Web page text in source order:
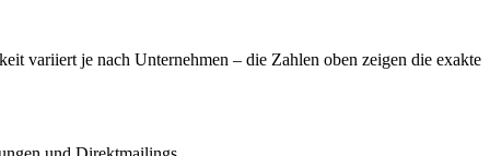
variiert je nach Unternehmen – die Zahlen oben zeigen die exakte